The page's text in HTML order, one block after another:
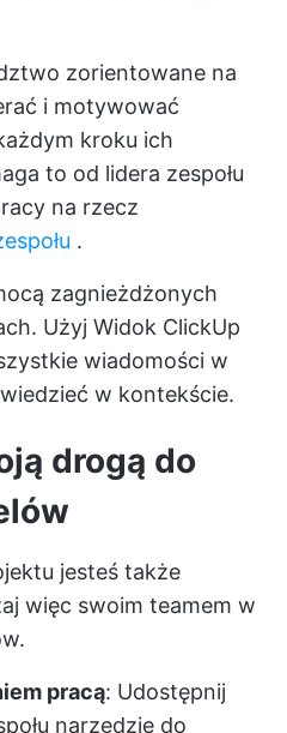
zorientowane na
i motywować
kroku ich
to od lidera zespołu
na rzecz
.
zagnieżdżonych
Użyj Widok ClickUp
wiadomości w
w kontekście.
drogą do
jesteś także
więc swoim teamem w
pracą: Udostępnij
narzędzie do